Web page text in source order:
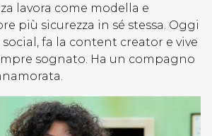
lavora come modella e
più sicurezza in sé stessa. Oggi
fa la content creator e vive
sognato. Ha un compagno